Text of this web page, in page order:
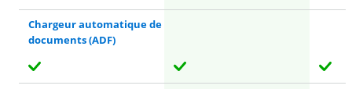
Chargeur automatique de
documents (ADF)